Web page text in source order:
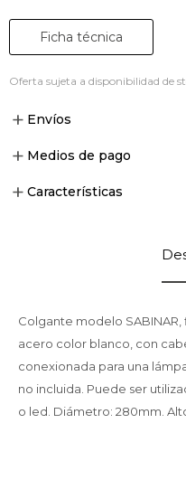
Ficha técnica
Oferta sujeta a disponibilidad de
Envíos
Medios de pago
Características
Colgante modelo
acero color blanco, con
conexionada para una
no incluida. Puede ser
o led. Diámetro: 280mm.